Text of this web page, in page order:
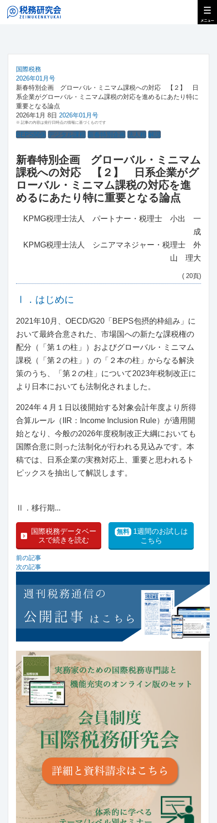
国際税務
2026年01月号
新春特別企画 グローバル・ミニマム課税への対応 【２】 日
系企業がグローバル・ミニマム課税の対応を進めるにあたり特に
重要となる論点
2026年1月 8日 2026年01月号
※ 記事の内容は発行日時点の情報に基づくものです
BEPS関係 デジタル課税 新春特別企画 法人税 解説
新春特別企画 グローバル・ミニマム
課税への対応 【２】 日系企業がグ
ローバル・ミニマム課税の対応を進
めるにあたり特に重要となる論点
KPMG税理士法人 パートナー・税理士 小出 一
成
KPMG税理士法人 シニアマネジャー・税理士 外
山 理大
( 20頁)
Ⅰ．はじめに
2021年10月、OECD/G20「BEPS包摂的枠組み」に
おいて最終合意された、市場国への新たな課税権の
配分（「第１の柱」）およびグローバル・ミニマム
課税（「第２の柱」）の「２本の柱」からなる解決
策のうち、「第２の柱」について2023年税制改正に
より日本においても法制化されました。
2024年４月１日以後開始する対象会計年度より所得
合算ルール（IIR：Income Inclusion Rule）が適用開
始となり、今般の2026年度税制改正大綱においても
国際合意に則った法制化が行われる見込みです。本
稿では、日系企業の実務対応上、重要と思われるト
ピックスを抽出して解説します。
Ⅱ．移行期...
国際税務データベー
スで続きを読む
無料 1週間のお試しは
こちら
前の記事
次の記事